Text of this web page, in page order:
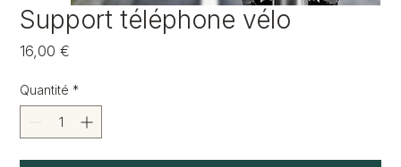
Support téléphone vélo
16,00 €
Quantité *